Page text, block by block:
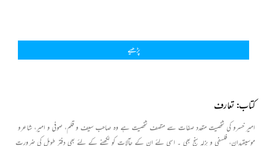
پڑھیے
کتاب: تعارف
امیر خسرو کی شخصیت متعدد صفات سے متصف شخصیت ہے وہ صاحب سیف و قلم، صوفی و امیر، شاعرو
موسیقیدان، فلسفی و بزلہ سنج بھی ۔ اسی لئے ان کے حآلات کو لکھنے کے لئے بھی دفتر طویل کی ضرورت